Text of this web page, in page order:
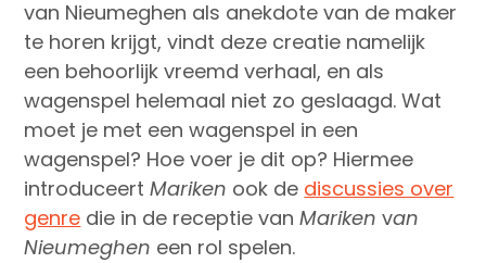
van Nieumeghen als anekdote van de maker
te horen krijgt, vindt deze creatie namelijk
een behoorlijk vreemd verhaal, en als
wagenspel helemaal niet zo geslaagd. Wat
moet je met een wagenspel in een
wagenspel? Hoe voer je dit op? Hiermee
introduceertMariken ook de discussies over
genre die in de receptie vanMariken van
Nieumeghen een rol spelen.